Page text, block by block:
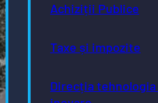
Achiziții Publice
Taxe și impozite
Direcția